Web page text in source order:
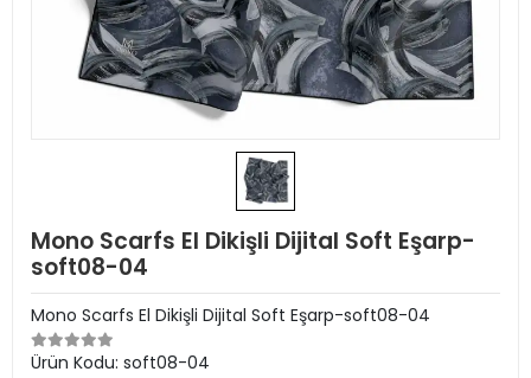
Mono Scarfs El Dikişli Dijital Soft Eşarp-
soft08-04
Mono Scarfs El Dikişli Dijital Soft Eşarp-soft08-04
Ürün Kodu: soft08-04